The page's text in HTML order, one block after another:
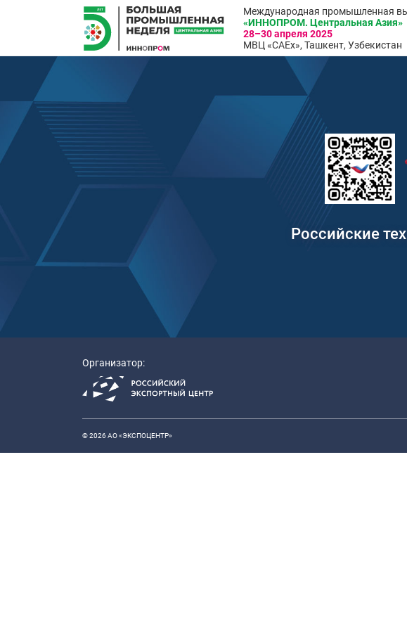
Международная промышленная
«ИННОПРОМ. Центральная Азия»
28–30 апреля 2025
МВЦ «CAEx», Ташкент, Узбекистан
Российские
Организатор:
© 2026 АО «ЭКСПОЦЕНТР»